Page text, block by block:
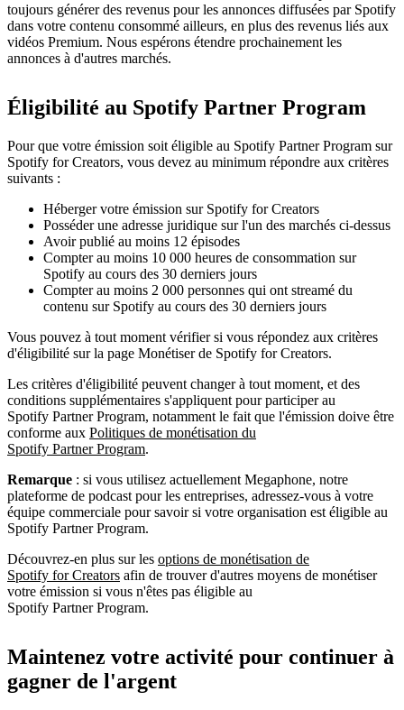
toujours générer des revenus pour les annonces diffusées par Spotify
dans votre contenu consommé ailleurs, en plus des revenus liés aux
vidéos Premium. Nous espérons étendre prochainement les
annonces à d'autres marchés.
Éligibilité au Spotify Partner Program
Pour que votre émission soit éligible au Spotify Partner Program sur
Spotify for Creators, vous devez au minimum répondre aux critères
suivants :
Héberger votre émission sur Spotify for Creators
Posséder une adresse juridique sur l'un des marchés ci-dessus
Avoir publié au moins 12 épisodes
Compter au moins 10 000 heures de consommation sur
Spotify au cours des 30 derniers jours
Compter au moins 2 000 personnes qui ont streamé du
contenu sur Spotify au cours des 30 derniers jours
Vous pouvez à tout moment vérifier si vous répondez aux critères
d'éligibilité sur la page Monétiser de Spotify for Creators.
Les critères d'éligibilité peuvent changer à tout moment, et des
conditions supplémentaires s'appliquent pour participer au
Spotify Partner Program, notamment le fait que l'émission doive être
conforme aux Politiques de monétisation du
Spotify Partner Program.
Remarque : si vous utilisez actuellement Megaphone, notre
plateforme de podcast pour les entreprises, adressez-vous à votre
équipe commerciale pour savoir si votre organisation est éligible au
Spotify Partner Program.
Découvrez-en plus sur les options de monétisation de
Spotify for Creators afin de trouver d'autres moyens de monétiser
votre émission si vous n'êtes pas éligible au
Spotify Partner Program.
Maintenez votre activité pour continuer à
gagner de l'argent